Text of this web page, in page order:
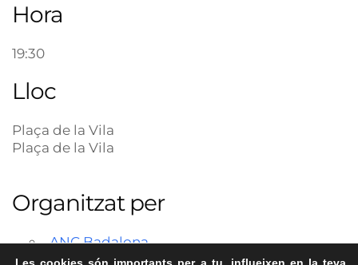
Hora
19:30
Lloc
Plaça de la Vila
Plaça de la Vila
Organitzat per
ANC Badalona